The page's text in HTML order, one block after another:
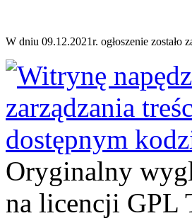
W dniu 09.12.2021r. ogłoszenie zostało
Oryginalny
na licencji GPL